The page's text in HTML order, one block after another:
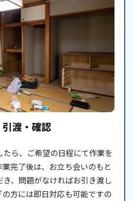
渡・確認
たら、ご希望の日程にて作業を
完了後は、お立ち会いのもと
、問題がなければお引き渡し
の方には即日対応も可能ですの